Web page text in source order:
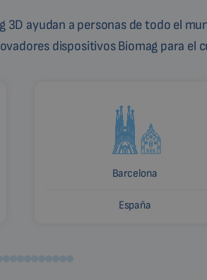
ayudan a personas de todo el
dispositivos Biomag para el
Barcelona
España